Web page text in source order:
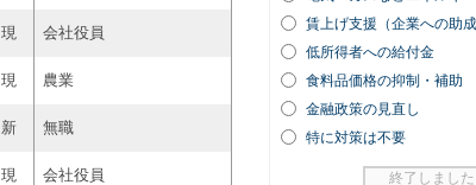
現 会社役員
現 農業
新 無職
現 会社役員